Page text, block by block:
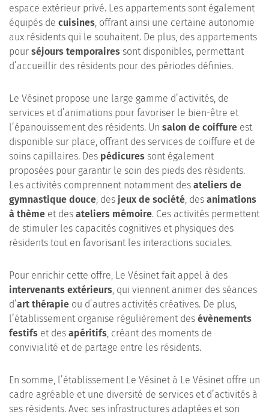
espace extérieur privé. Les appartements sont également
équipés de cuisines, offrant ainsi une certaine autonomie
aux résidents qui le souhaitent. De plus, des appartements
pour séjours temporaires sont disponibles, permettant
d’accueillir des résidents pour des périodes définies.
Le Vésinet propose une large gamme d’activités, de
services et d’animations pour favoriser le bien-être et
l’épanouissement des résidents. Un salon de coiffure est
disponible sur place, offrant des services de coiffure et de
soins capillaires. Des pédicures sont également
proposées pour garantir le soin des pieds des résidents.
Les activités comprennent notamment des ateliers de
gymnastique douce, des jeux de société, des animations
à thème et des ateliers mémoire. Ces activités permettent
de stimuler les capacités cognitives et physiques des
résidents tout en favorisant les interactions sociales.
Pour enrichir cette offre, Le Vésinet fait appel à des
intervenants extérieurs, qui viennent animer des séances
d’art thérapie ou d’autres activités créatives. De plus,
l’établissement organise régulièrement des évènements
festifs et des apéritifs, créant des moments de
convivialité et de partage entre les résidents.
En somme, l’établissement Le Vésinet à Le Vésinet offre un
cadre agréable et une diversité de services et d’activités à
ses résidents. Avec ses infrastructures adaptées et son